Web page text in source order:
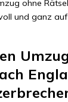
ohne
und ganz